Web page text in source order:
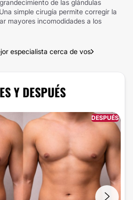
de las glándulas
simple cirugía permite corregir la
mayores incomodidades a los
especialista cerca de vos
Y DESPUÉS
DESPUÉS